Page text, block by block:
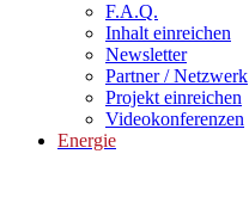
F.A.Q.
Inhalt einreichen
Newsletter
Partner / Netzwerk
Projekt einreichen
Videokonferenzen
Energie